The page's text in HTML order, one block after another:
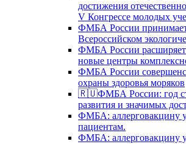
достижения
V Конгрессе молодых
ФМБА России принимает
Всероссийском
ФМБА России
новые центры
ФМБА России
охраны здоровья моряков
🇷🇺ФМБА России: год
развития и значимых
ФМБА: аллерговакцину
пациентам.
ФМБА: аллерговакцину